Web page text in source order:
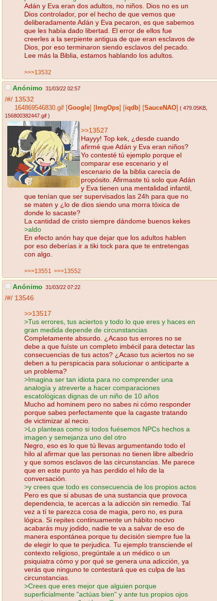
Adán y Eva eran dos adultos, no niños. Dios no es un
Dios controlador, por el hecho de que vemos que
deliberadamente Adán y Eva pecaron, es que sabemos
que les había dado libertad. El error de ellos fue
creerles a la serpiente antigua de que eran esclavos de
Dios, por eso terminaron siendo esclavos del pecado.
Lee más la Biblia, estamos hablando los adultos.
>>>13532
Anónimo 31/03/22 02:57
/#/ 13532
164869546830.gif [Google] [ ImgOps] [iqdb] [SauceNAO] ( 479.05KB
156800382447.gif )
>>13527
Hayyy! Top kek, ¿desde cuando
afirmé que Adán y Eva eran niños?
Yo contesté tú ejemplo porque el
comparar ese escenario y el
escenario de la biblia carecía de
propósito. Afirmaste tú solo que Adán
y Eva tienen una mentalidad infantil,
que tenían que ser supervisados las 24h para que no
se maten y ¿lo de dios siendo una morra tóxica de
donde lo sacaste?
La cantidad de cristo siempre dándome buenos kekes
>aldo
En efecto anón hay que dejar que los adultos hablen
por eso deberías ir a tiki tock para que te entretengas
con algo.
>>>13551 >>>13552
Anónimo 31/03/22 07:22
/#/ 13546
>>13517
>Tus errores, tus aciertos y todo lo que eres y haces en
gran medida depende de circunstancias
Completamente absurdo. ¿Acaso tus errores no se
debe a que fuíste un completo imbécil para detectar las
consecuencias de tus actos? ¿Acaso tus aciertos no se
deben a tu perspicacia para solucionar o anticiparte a
un problema?
>Imagina ser tan idiota para no comprender una
analogía y atreverte a hacer comparaciones
escatológicas dignas de un niño de 10 años
Mucho ad hominem pero no sabes ni cómo responder
porque sabes perfectamente que la cagaste tratando
de victimizar al necio.
>Lo planteas como si todos fuésemos NPCs hechos a
imagen y semejanza uno del otro
Negro, eso es lo que tú llevas argumentando todo el
hilo al afirmar que las personas no tienen libre albedrío
y que somos esclavos de las circunstancias. Me parece
que en este punto ya has perdido el hilo de la
conversación.
>y crees que todo es consecuencia de los propios actos
Pero es que si abusas de una sustancia que provoca
dependencia, te acercas a la adicción sin remedio. Tal
vez a tí te parezca cosa de magia, pero no, es pura
lógica. Si repites continuamente un hábito nocivo
acabarás muy jodido, nadie te va a salvar de eso de
manera espontánea porque tu decisión siempre fue la
de elegir lo que te perjudica. Tu ejemplo transciende el
contexto religioso, pregúntale a un médico o un
psiquiatra cómo y por qué se genera una adicción, ya
verás que ninguno te contestará que es culpa de las
circunstancias.
>Crees que eres mejor que alguien porque
superficialmente "actúas bien" y ante tus propios ojos